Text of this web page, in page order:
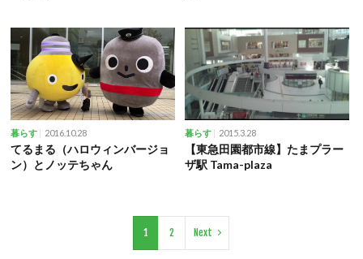
暮らす 2016.10.28
てるまる（ハロウィンバージョ
ン）とノッテちゃん
暮らす 2015.3.28
【東急田園都市線】たまプラー
ザ駅 Tama-plaza
1 2 Next